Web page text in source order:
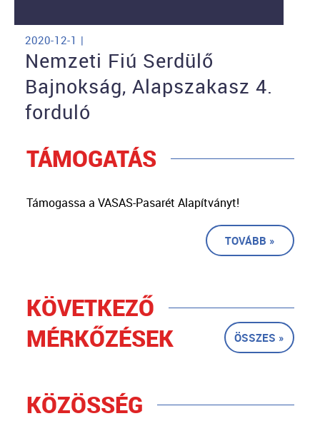
2020-12-1 |
Nemzeti Fiú Serdülő
Bajnokság, Alapszakasz 4.
forduló
TÁMOGATÁS
Támogassa a VASAS-Pasarét Alapítványt!
TOVÁBB »
KÖVETKEZŐ
MÉRKŐZÉSEK
ÖSSZES »
KÖZÖSSÉG